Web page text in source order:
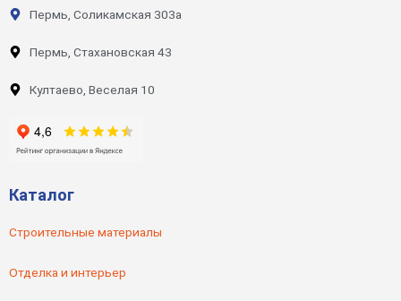
Пермь, Соликамская 303а
Пермь, Стахановская 43
Култаево, Веселая 10
Каталог
Строительные материалы
Отделка и интерьер